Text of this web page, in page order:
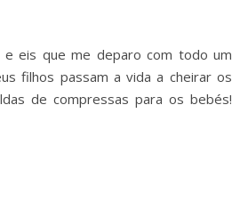
eis que me deparo com todo um
filhos passam a vida a cheirar os
de compressas para os bebés!